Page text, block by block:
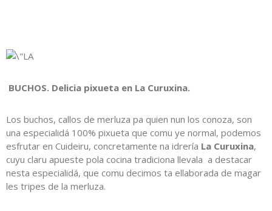
BUCHOS. Delicia pixueta en La Curuxina.
Los buchos, callos de merluza pa quien nun los conoza, son
una especialidá 100% pixueta que comu ye normal, podemos
esfrutar en Cuideiru, concretamente na idrería La Curuxina,
cuyu claru apueste pola cocina tradiciona llevala a destacar
nesta especialidá, que comu decimos ta ellaborada de magar
les tripes de la merluza.